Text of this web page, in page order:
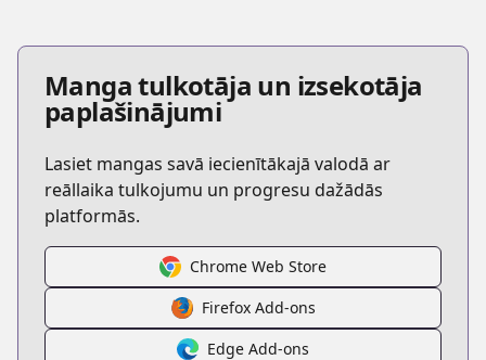
Manga tulkotāja un izsekotāja
paplašinājumi
Lasiet mangas savā iecienītākajā valodā ar
reāllaika tulkojumu un progresu dažādās
platformās.
Chrome Web Store
Firefox Add-ons
Edge Add-ons